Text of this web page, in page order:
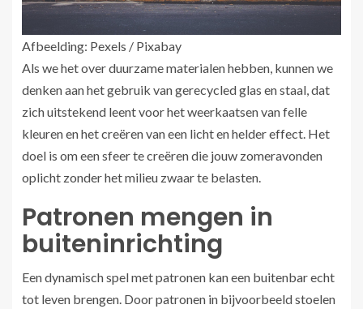
Afbeelding: Pexels / Pixabay
Als we het over duurzame materialen hebben, kunnen we
denken aan het gebruik van gerecycled glas en staal, dat
zich uitstekend leent voor het weerkaatsen van felle
kleuren en het creëren van een licht en helder effect. Het
doel is om een sfeer te creëren die jouw zomeravonden
oplicht zonder het milieu zwaar te belasten.
Patronen mengen in
buiteninrichting
Een dynamisch spel met patronen kan een buitenbar echt
tot leven brengen. Door patronen in bijvoorbeeld stoelen